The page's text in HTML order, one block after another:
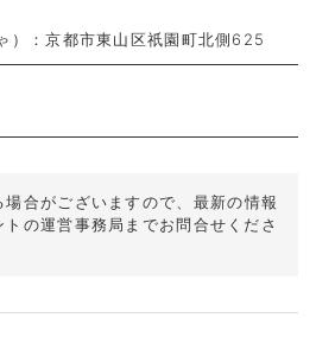
）：京都市東山区祇園町北側625
合がございますので、 最新の情報
の運営事務局までお問合せくださ